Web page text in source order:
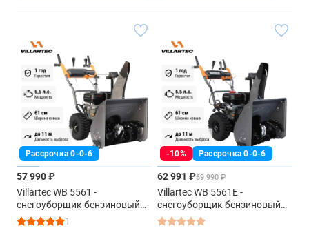
Рассрочка 0-0-6
57 990 ₽
Villartec WB 5561 -
снегоуборщик бензиновый
самоходный1
-10% Рассрочка 0-0-6
62 991 ₽69 990 ₽
Villartec WB 5561E -
снегоуборщик бензиновый
самоходный